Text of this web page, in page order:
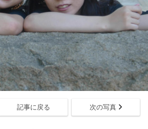
記事に戻る 次の写真